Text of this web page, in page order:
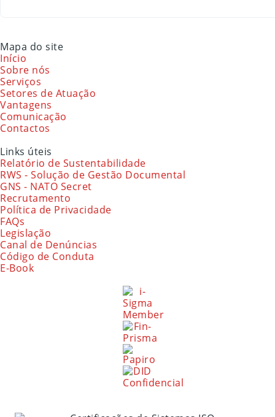
Mapa do site
Início
Sobre nós
Serviços
Setores de Atuação
Vantagens
Comunicação
Contactos
Links úteis
Relatório de Sustentabilidade
RWS - Solução de Gestão Documental
GNS - NATO Secret
Recrutamento
Política de Privacidade
FAQs
Legislação
Canal de Denúncias
Código de Conduta
E-Book